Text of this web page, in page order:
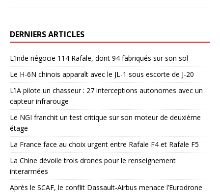
DERNIERS ARTICLES
L’Inde négocie 114 Rafale, dont 94 fabriqués sur son sol
Le H-6N chinois apparaît avec le JL-1 sous escorte de J-20
L’IA pilote un chasseur : 27 interceptions autonomes avec un
capteur infrarouge
Le NGI franchit un test critique sur son moteur de deuxième
étage
La France face au choix urgent entre Rafale F4 et Rafale F5
La Chine dévoile trois drones pour le renseignement
interarmées
Après le SCAF, le conflit Dassault-Airbus menace l’Eurodrone